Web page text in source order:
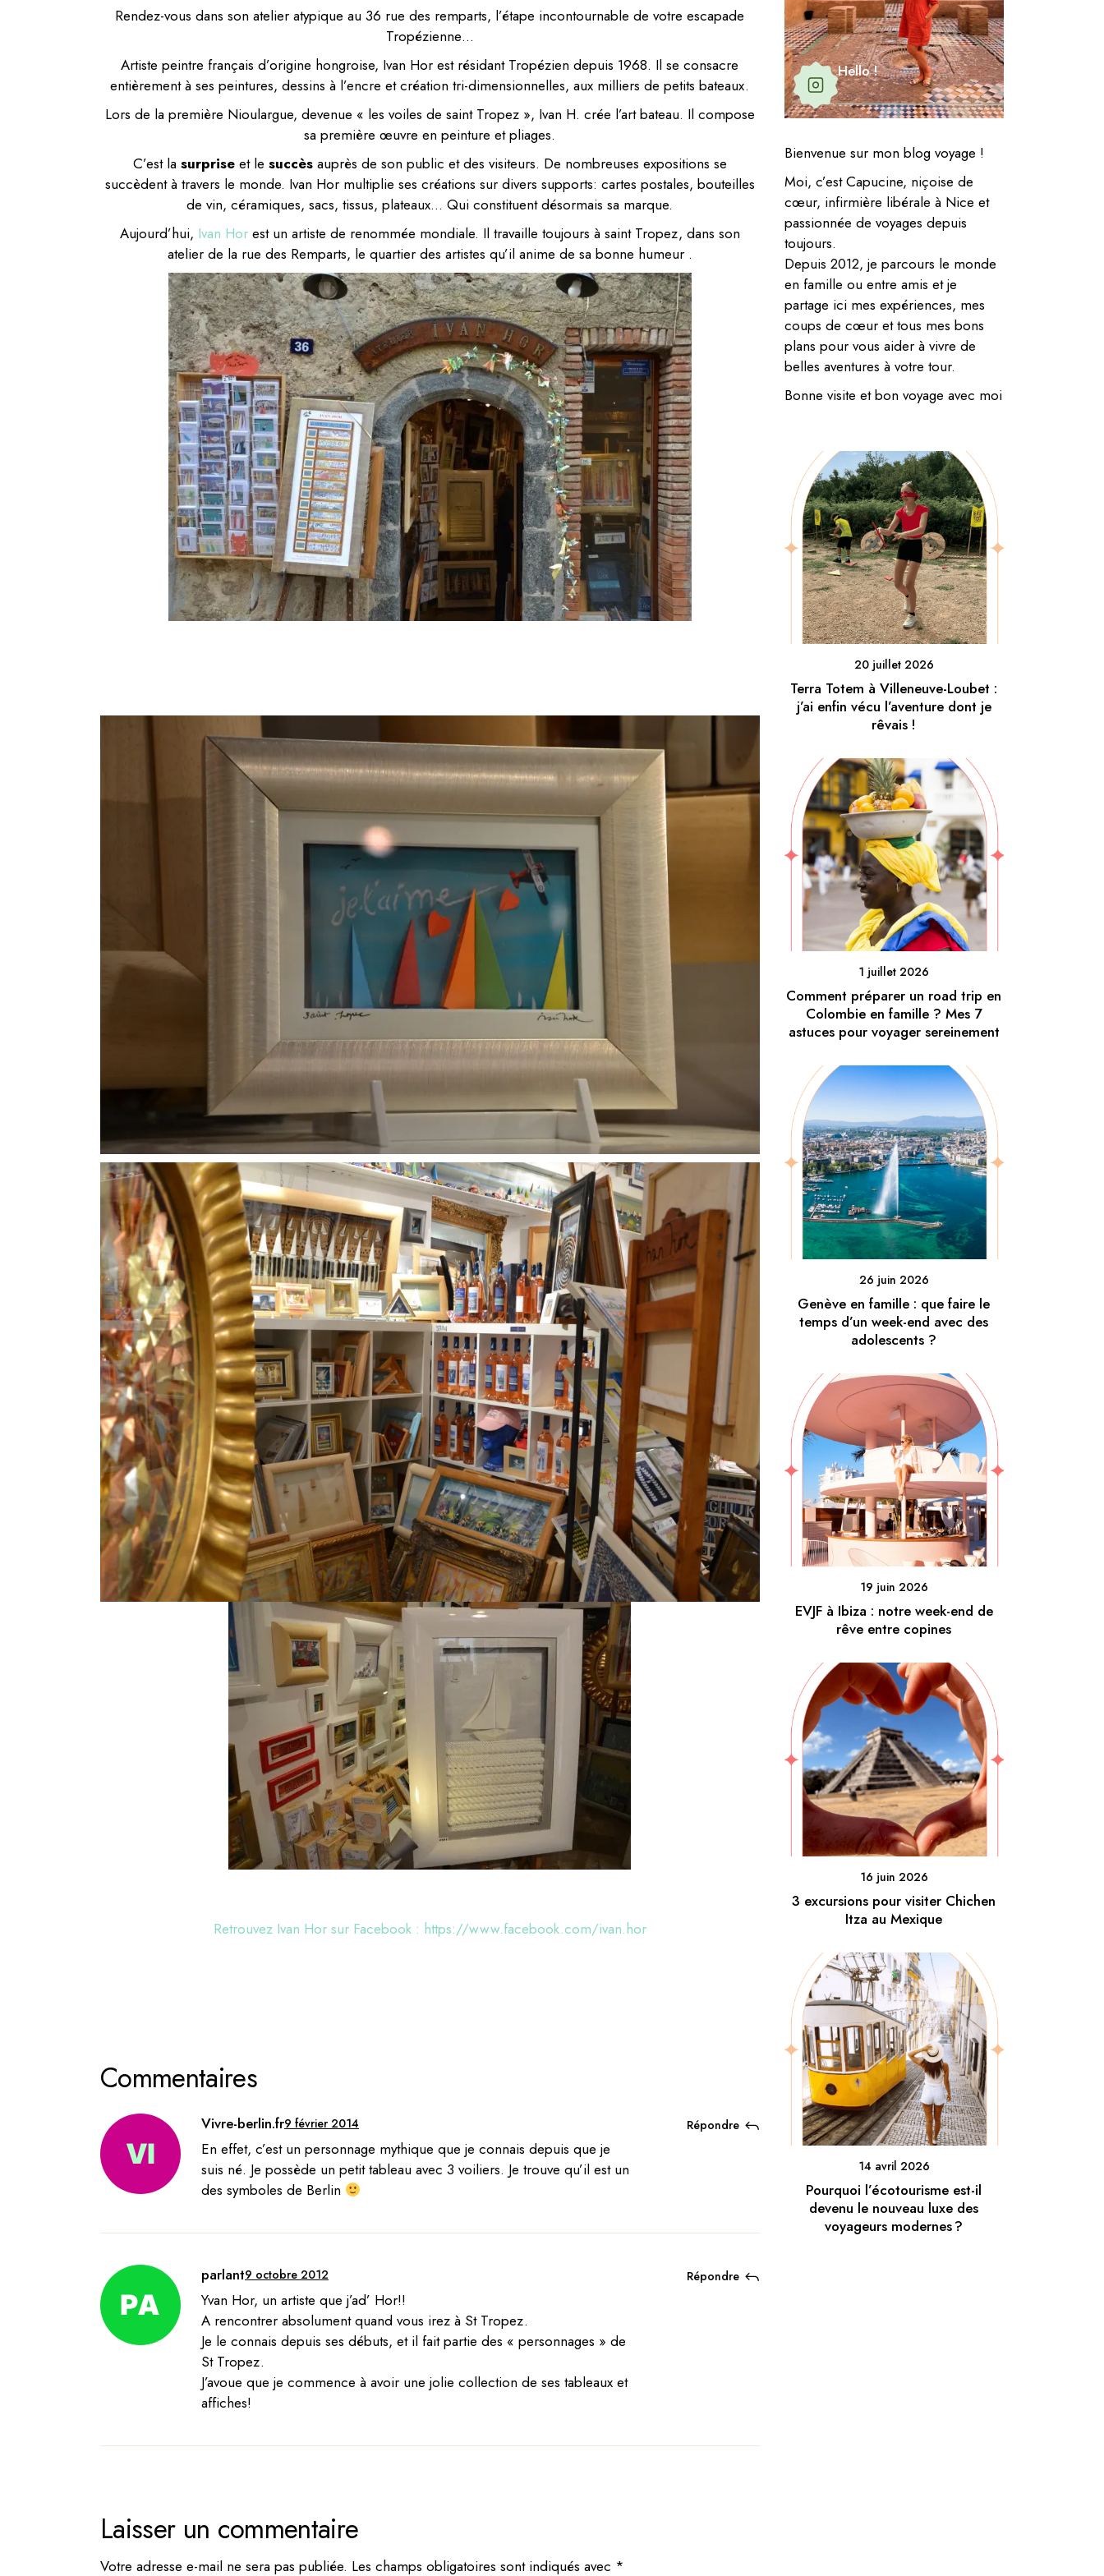
Rendez-vous dans son atelier atypique au 36 rue des remparts, l’étape incontournable de votre escapade
Tropézienne…
Artiste peintre français d’origine hongroise, Ivan Hor est résidant Tropézien depuis 1968. Il se consacre
entièrement à ses peintures, dessins à l’encre et création tri-dimensionnelles, aux milliers de petits bateaux.
Lors de la première Nioulargue, devenue « les voiles de saint Tropez », Ivan H. crée l’art bateau. Il compose
sa première œuvre en peinture et pliages.
C’est la surpriseet le succèsauprès de son public et des visiteurs. De nombreuses expositions se
succèdent à travers le monde. Ivan Hor multiplie ses créations sur divers supports: cartes postales, bouteilles
de vin, céramiques, sacs, tissus, plateaux… Qui constituent désormais sa marque.
Aujourd’hui, Ivan Horest un artiste de renommée mondiale. Il travaille toujours à saint Tropez, dans son
atelier de la rue des Remparts, le quartier des artistes qu’il anime de sa bonne humeur .
Retrouvez Ivan Hor sur Facebook : https://www.facebook.com/ivan.hor
Commentaires
Vivre-berlin.fr9 février 2014
En effet, c’est un personnage mythique que je connais depuis que je
suis né. Je possède un petit tableau avec 3 voiliers. Je trouve qu’il est un
des symboles de Berlin
Répondre
parlant9 octobre 2012
Yvan Hor, un artiste que j’ad’ Hor!!
A rencontrer absolument quand vous irez à St Tropez.
Je le connais depuis ses débuts, et il fait partie des « personnages » de
St Tropez.
J’avoue que je commence à avoir une jolie collection de ses tableaux et
affiches!
Répondre
Laisser un commentaire
Votre adresse e-mail ne sera pas publiée. Les champs obligatoires sont indiqués avec *
Hello !
Bienvenue sur mon blog voyage !
Moi, c’est Capucine, niçoise de
cœur, infirmière libérale à Nice et
passionnée de voyages depuis
toujours.
Depuis 2012, je parcours le monde
en famille ou entre amis et je
partage ici mes expériences, mes
coups de cœur et tous mes bons
plans pour vous aider à vivre de
belles aventures à votre tour.
Bonne visite et bon voyage avec moi
20 juillet 2026
Terra Totem à Villeneuve-Loubet :
j’ai enfin vécu l’aventure dont je
rêvais !
1 juillet 2026
Comment préparer un road trip en
Colombie en famille ? Mes 7
astuces pour voyager sereinement
26 juin 2026
Genève en famille : que faire le
temps d’un week-end avec des
adolescents ?
19 juin 2026
EVJF à Ibiza : notre week-end de
rêve entre copines
16 juin 2026
3 excursions pour visiter Chichen
Itza au Mexique
14 avril 2026
Pourquoi l’écotourisme est-il
devenu le nouveau luxe des
voyageurs modernes ?